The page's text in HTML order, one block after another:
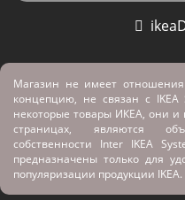
Магазин не имеет
концепцию, не связан с
некоторые товары ИКЕА, они и
страницах, являются
собственности Inter IKEA
предназначены только для
популяризации продукции IKEA.